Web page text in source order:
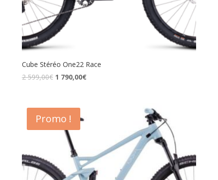
Cube Stéréo One22 Race
2 599,00€ 1 790,00€
Promo !